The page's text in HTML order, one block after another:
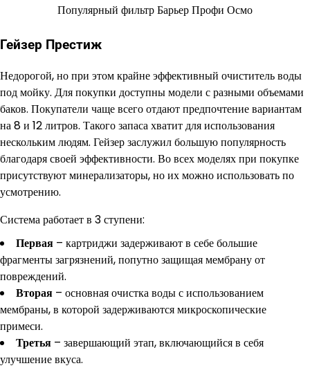
Популярный фильтр Барьер Профи Осмо
Гейзер Престиж
Недорогой, но при этом крайне эффективный очиститель воды
под мойку. Для покупки доступны модели с разными объемами
баков. Покупатели чаще всего отдают предпочтение вариантам
на 8 и 12 литров. Такого запаса хватит для использования
нескольким людям. Гейзер заслужил большую популярность
благодаря своей эффективности. Во всех моделях при покупке
присутствуют минерализаторы, но их можно использовать по
усмотрению.
Система работает в 3 ступени:
Первая – картриджи задерживают в себе большие
фрагменты загрязнений, попутно защищая мембрану от
повреждений.
Вторая – основная очистка воды с использованием
мембраны, в которой задерживаются микроскопические
примеси.
Третья – завершающий этап, включающийся в себя
улучшение вкуса.